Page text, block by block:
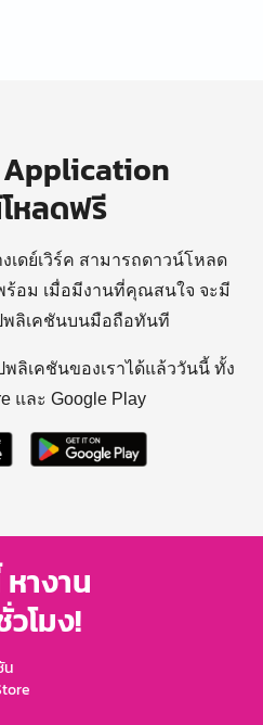
หลดฟรี
เดย์เวิร์ค สามารถดาวน์โหลด
ร้อม เมื่อมีงานที่คุณสนใจ จะมี
พลิเคชันบนมือถือทันที
พลิเคชันของเราได้แล้ววันนี้ ทั้ง
และ Google Play
างาน
วโมง!
น